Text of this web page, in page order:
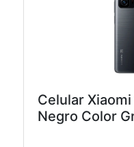
Celular
Negro Color